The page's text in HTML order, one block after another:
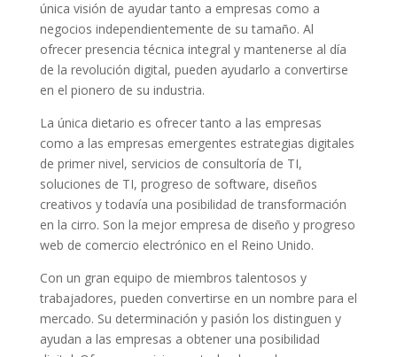
única visión de ayudar tanto a empresas como a
negocios independientemente de su tamaño. Al
ofrecer presencia técnica integral y mantenerse al día
de la revolución digital, pueden ayudarlo a convertirse
en el pionero de su industria.
La única dietario es ofrecer tanto a las empresas
como a las empresas emergentes estrategias digitales
de primer nivel, servicios de consultoría de TI,
soluciones de TI, progreso de software, diseños
creativos y todavía una posibilidad de transformación
en la cirro. Son la mejor empresa de diseño y progreso
web de comercio electrónico en el Reino Unido.
Con un gran equipo de miembros talentosos y
trabajadores, pueden convertirse en un nombre para el
mercado. Su determinación y pasión los distinguen y
ayudan a las empresas a obtener una posibilidad